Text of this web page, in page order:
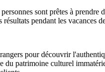
sont prêtes à
pendant les vacances
pour découvrir
patrimoine culturel